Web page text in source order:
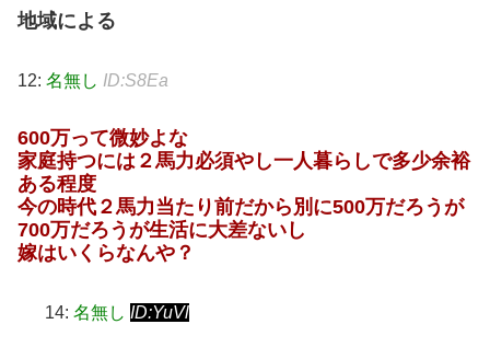
地域による
12: 名無し ID:S8Ea
600万って微妙よな
家庭持つには２馬力必須やし一人暮らしで多少余裕
ある程度
今の時代２馬力当たり前だから別に500万だろうが
700万だろうが生活に大差ないし
嫁はいくらなんや？
14: 名無し ID:YuVl